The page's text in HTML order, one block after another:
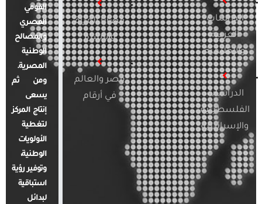
الدراسات
العربية
والإقليمية
الدراسات
الفلسطينية
والإسرائيلية
قضايا المرأة
والأسرة
مصر والعالم
في أرقام
القومي
المصري
والمصالح
الوطنية
المصرية.
ومن ثم
يسعى
إنتاج المركز
لتغطية
الأولويات
الوطنية،
وتوفير رؤية
استباقية
لبدائل